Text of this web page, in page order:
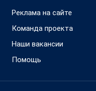
Реклама на сайте
Команда проекта
Наши вакансии
Помощь